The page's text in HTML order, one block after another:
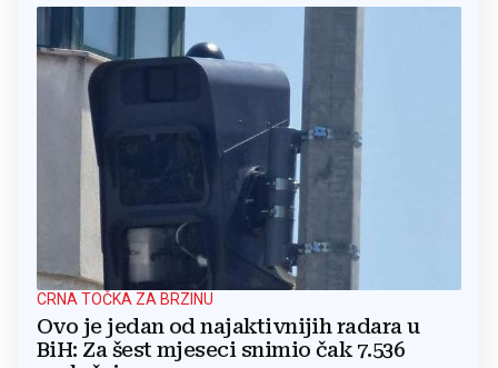
CRNA TOČKA ZA BRZINU
Ovo je jedan od najaktivnijih radara u
BiH: Za šest mjeseci snimio čak 7.536